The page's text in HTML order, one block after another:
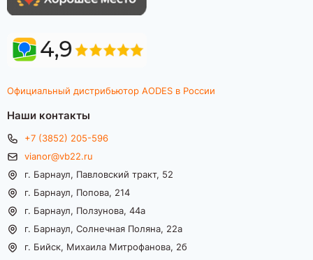
Официальный дистрибьютор AODES в России
Наши контакты
+7 (3852) 205-596
vianor@vb22.ru
г. Барнаул, Павловский тракт, 52
г. Барнаул, Попова, 214
г. Барнаул, Ползунова, 44а
г. Барнаул, Солнечная Поляна, 22а
г. Бийск, Михаила Митрофанова, 2б